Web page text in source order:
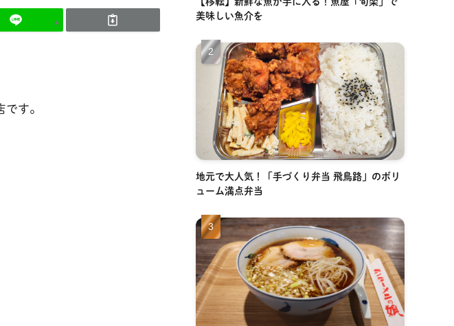
す。
美味しい魚介を
地元で大人気！「手づくり弁当 飛鳥路」のボリ
ューム満点弁当